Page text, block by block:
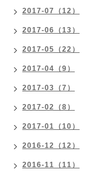
2017-07（12）
2017-06（13）
2017-05（22）
2017-04（9）
2017-03（7）
2017-02（8）
2017-01（10）
2016-12（12）
2016-11（11）